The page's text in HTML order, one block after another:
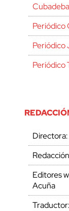
Periódico
Periódico
Periódico
Editores
Acuña